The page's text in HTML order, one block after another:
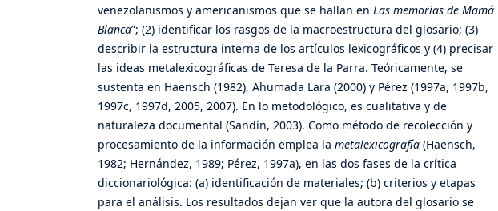
venezolanismos y americanismos que se hallan en Las memorias de Mamá
Blanca”; (2) identificar los rasgos de la macroestructura del glosario; (3)
describir la estructura interna de los artículos lexicográficos y (4) precisar
las ideas metalexicográficas de Teresa de la Parra. Teóricamente, se
sustenta en Haensch (1982), Ahumada Lara (2000) y Pérez (1997a, 1997b,
1997c, 1997d, 2005, 2007). En lo metodológico, es cualitativa y de
naturaleza documental (Sandín, 2003). Como método de recolección y
procesamiento de la información emplea la metalexicografía (Haensch,
1982; Hernández, 1989; Pérez, 1997a), en las dos fases de la crítica
diccionariológica: (a) identificación de materiales; (b) criterios y etapas
para el análisis. Los resultados dejan ver que la autora del glosario se